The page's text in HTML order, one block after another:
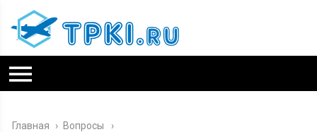
Главная › Вопросы